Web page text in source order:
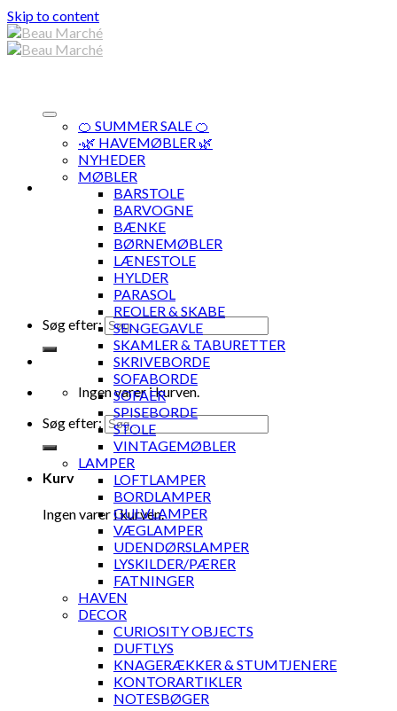
Skip to content
Søg efter:
Ingen varer i kurven.
Søg efter:
Kurv
Ingen varer i kurven.
🍊 SUMMER SALE 🍊
·🌿 HAVEMØBLER 🌿
NYHEDER
MØBLER
BARSTOLE
BARVOGNE
BÆNKE
BØRNEMØBLER
LÆNESTOLE
HYLDER
PARASOL
REOLER & SKABE
SENGEGAVLE
SKAMLER & TABURETTER
SKRIVEBORDE
SOFABORDE
SOFAER
SPISEBORDE
STOLE
VINTAGEMØBLER
LAMPER
LOFTLAMPER
BORDLAMPER
GULVLAMPER
VÆGLAMPER
UDENDØRSLAMPER
LYSKILDER/PÆRER
FATNINGER
HAVEN
DECOR
CURIOSITY OBJECTS
DUFTLYS
KNAGERÆKKER & STUMTJENERE
KONTORARTIKLER
NOTESBØGER